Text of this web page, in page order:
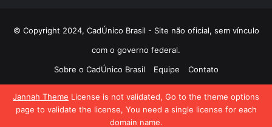
Jannah Theme License is not validated, Go to the theme options
page to validate the license, You need a single license for each
domain name.
© Copyright 2024, CadÚnico Brasil - Site não oficial, sem vínculo
com o governo federal.
Sobre o CadÚnico Brasil
Equipe
Contato